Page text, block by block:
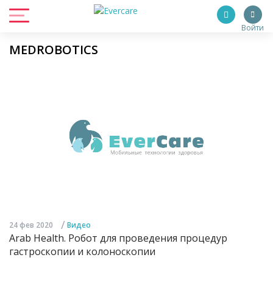
Войти
MEDROBOTICS
24 фев 2020 / Видео
Arab Health. Робот для проведения процедур
гастроскопии и колоноскопии